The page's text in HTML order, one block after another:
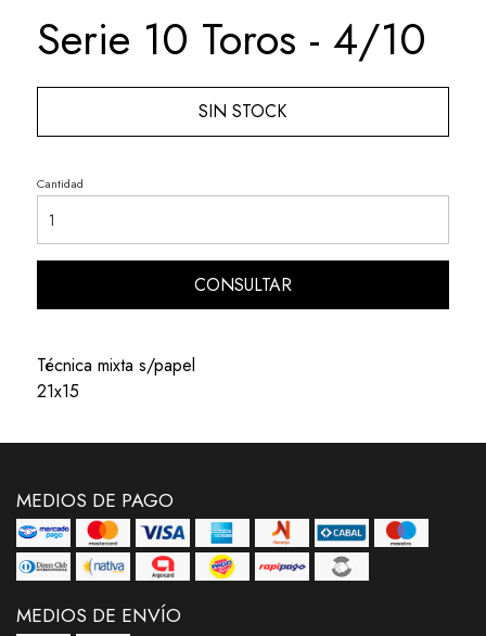
Serie 10 Toros - 4/10
SIN STOCK
Cantidad
CONSULTAR
Técnica mixta s/papel
21x15
MEDIOS DE PAGO
MEDIOS DE ENVÍO